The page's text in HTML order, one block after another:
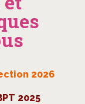
2026
2025